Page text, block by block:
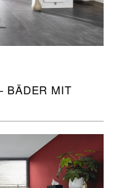
BÄDER MIT